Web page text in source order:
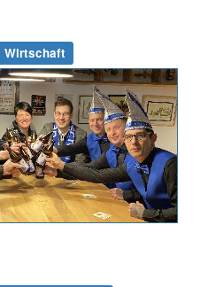
Wirtschaft